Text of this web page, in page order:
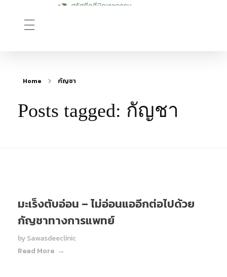
Home กัญชา
Posts tagged: กัญชา
มะเร็งตับอ่อน – ไม่อ่อนแออีกต่อไปด้วย
กัญชาทางการแพทย์
bySawasdeeclinic
Read More